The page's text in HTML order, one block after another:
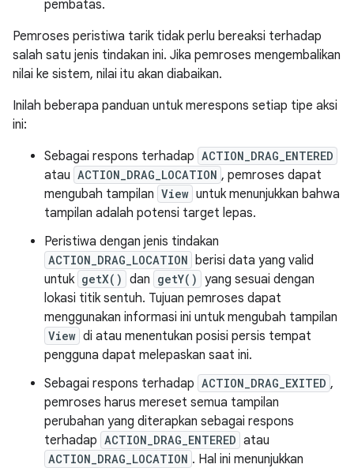
pembatas.
Pemroses peristiwa tarik tidak perlu bereaksi terhadap
salah satu jenis tindakan ini. Jika pemroses mengembalikan
nilai ke sistem, nilai itu akan diabaikan.
Inilah beberapa panduan untuk merespons setiap tipe aksi
ini:
Sebagai respons terhadap ACTION_DRAG_ENTERED
atau ACTION_DRAG_LOCATION , pemroses dapat
mengubah tampilan View untuk menunjukkan bahwa
tampilan adalah potensi target lepas.
Peristiwa dengan jenis tindakan
ACTION_DRAG_LOCATION berisi data yang valid
untuk getX() dan getY() yang sesuai dengan
lokasi titik sentuh. Tujuan pemroses dapat
menggunakan informasi ini untuk mengubah tampilan
View di atau menentukan posisi persis tempat
pengguna dapat melepaskan saat ini.
Sebagai respons terhadap ACTION_DRAG_EXITED ,
pemroses harus mereset semua tampilan
perubahan yang diterapkan sebagai respons
terhadap ACTION_DRAG_ENTERED atau
ACTION_DRAG_LOCATION . Hal ini menunjukkan